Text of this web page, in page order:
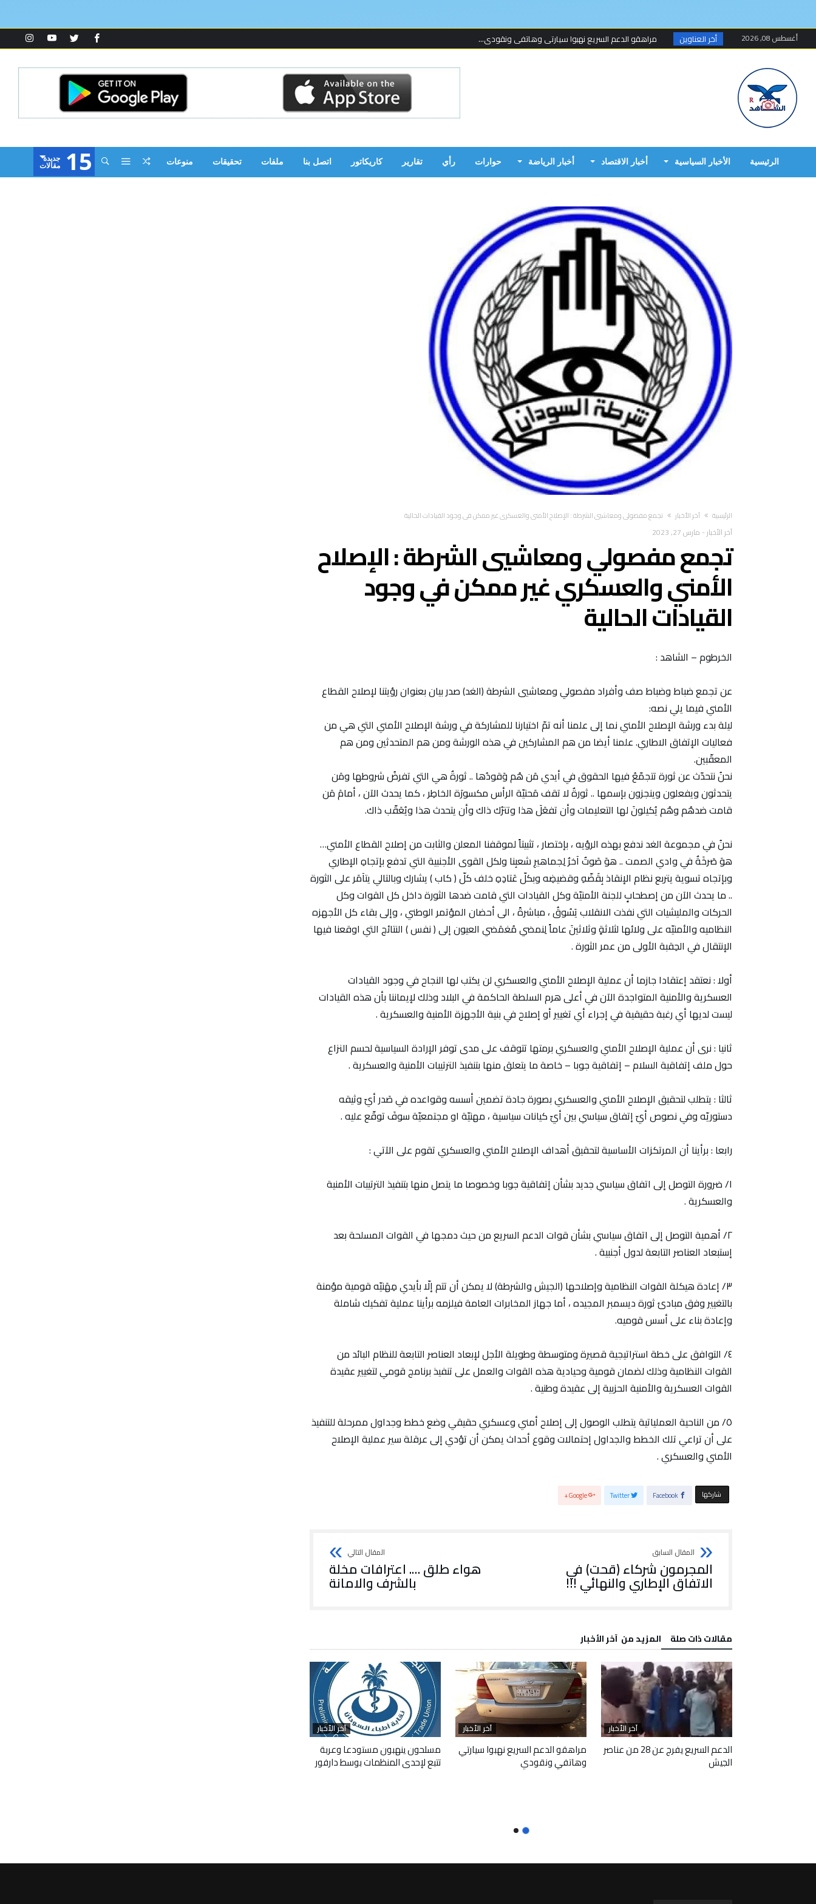
أغسطس 08, 2026 أخر العناوين
مراهقو الدعم السريع نهبوا سيارتي وهاتفي ونقودي...
الرئيسية الأخبار السياسية أخبار الاقتصاد أخبار الرياضة حوارات رأي تقارير كاريكاتور اتصل بنا ملفات تحقيقات منوعات 15 ‫جديدة‬
‫مقالات‬
‫الرئيسية‬ آخر الأخبار تجمع مفصولي ومعاشيي الشرطة : الإصلاح الأمني والعسكري غير ممكن في وجود القيادات الحالية
آخر الأخبار- مارس 27, 2023
تجمع مفصولي ومعاشيي الشرطة : الإصلاح
الأمني والعسكري غير ممكن في وجود
القيادات الحالية
الخرطوم – الشاهد :
عن تجمع ضباط وضباط صف وأفراد مفصولي ومعاشيي الشرطة (الغد) صدر بيان بعنوان رؤيتنا لإصلاح القطاع
الأمني فيما يلي نصه:
ليلة بدء ورشة الإصلاح الأمني نما إلى علمنا أنه تمّ اختيارنا للمشاركة في ورشة الإصلاح الأمني التي هي من
فعاليات الإتفاق الاطاري. علمنا أيضا من هم المشاركين في هذه الورشة ومن هم المتحدثين ومن هم
المعقّبين.
نحنُ نتحدّث عن ثورة تتجمّعُ فيها الحقوق في أيدي مَن هُم وَقودُها .. ثورةٌ هي التي تفرضُ شروطها ومَن
يتحدثون ويفعلون وينجزون بإسمها .. ثورةٌ لا تقف مَحنيّة الرأس مكسورَة الخاطِر ، كما يحدث الآن ، أمامَ مَن
قامت ضدهُم وهُم يُكيلونَ لها التعليمات وأن تفعَلَ هذا وتترُك ذاك وأن يتحدث هذا ويُعَقّب ذاك.
نحنُ في مجموعة الغد ندفع بهذه الرؤيه ، بإختصار ، تثبيتاً لموقفنا المعلن والثابت من إصلاح القطاع الأمني…
هوَ صَرخَةٌ في وادي الصمت .. هوَ صَوتٌ آخرٌ لِجماهيرِ شعبِنا ولكل القوى الأجنبية التي تدفع بإتجاهِ الإطاري
وبإتجاه تسوية يتربع نظام الإنقاذ بِقَضّهِ وقضيضِه وبكلّ عَتادِهِ خلف كلّ ( كاب ) يشارك وبالتالي يتآمَر على الثورة
.. ما يحدث الآن من إصطحابٍ للجنة الأمنيّة وكل القيادات التي قامت ضدها الثورة داخل كل القوات وكل
الحركات والمليشيات التي نفذت الانقلاب يَسُوقُ ، مباشرةً ، الى أحضان المؤتمر الوطني ، وإلى بقاء كل الأجهزه
النظاميه والأمنيّه على ولائها لثلاثةٍ وثلاثينَ عاماً لِنمضي مُغمَضي العيون إلى ( نفس ) النتائج التي اوقعنا فيها
الإنتقال في الحِقبة الأولى من عمر الثورة .
أولا : نعتقد إعتقادا جازما أن عملية الإصلاح الأمني والعسكري لن يكتب لها النجاح في وجود القيادات
العسكرية والأمنية المتواجدة الآن في أعلى هرم السلطة الحاكمة في البلاد وذلك لإيماننا بأن هذه القيادات
ليست لديها أي رغبة حقيقية في إجراء أي تغيير أو إصلاح في بنية الأجهزة الأمنية والعسكرية .
ثانيا : نرى أن عملية الإصلاح الأمني والعسكري برمتها تتوقف على مدى توفر الإرادة السياسية لحسم النزاع
حول ملف إتفاقية السلام – إتفاقية جوبا – خاصة ما يتعلق منها بتنفيذ الترتيبات الأمنية والعسكرية .
ثالثا : يتطلب لتحقيق الإصلاح الأمني والعسكري بصورة جادة تضمين أسسه وقواعده في صَدر أيّ وثيقه
دستوريّه وفي نصوص أيّ إتفاق سياسي بين أيّ كيانات سياسية ، مهنيّة او مجتمعيّة سوفَ توقّع عليه .
رابعا : برأينا أن المرتكزات الأساسية لتحقيق أهداف الإصلاح الأمني والعسكري تقوم على الآتي :
١/ ضرورة التوصل إلى اتفاق سياسي جديد بشأن إتفاقية جوبا وخصوصا ما يتصل منها بتنفيذ الترتيبات الأمنية
والعسكرية .
٢/ أهمية التوصل إلى اتفاق سياسي بشأن قوات الدعم السريع من حيث دمجها في القوات المسلحة بعد
إستبعاد العناصر التابعة لدول أجنبية .
٣/ إعادة هيكلة القوات النظامية وإصلاحها (الجيش والشرطة) لا يمكن أن تتم إلّا بأيدي مِهَنيّه قومية مؤمنة
بالتغيير وفق مبادئ ثورة ديسمبر المجيده ، أما جهاز المخابرات العامة فيلزمه برأينا عملية تفكيك شاملة
وإعادة بناء على أسس قوميه.
٤/ التوافق على خطة استراتيجية قصيرة ومتوسطة وطويلة الأجل لإبعاد العناصر التابعة للنظام البائد من
القوات النظامية وذلك لضمان قومية وحيادية هذه القوات والعمل على تنفيذ برنامج قومي لتغيير عقيدة
القوات العسكرية والأمنية الحزبية إلى عقيدة وطنية .
٥/ من الناحية العملياتية يتطلب الوصول إلى إصلاح أمني وعسكري حقيقي وضع خطط وجداول ممرحلة للتنفيذ
على أن تراعي تلك الخطط والجداول إحتمالات وقوع أحداث يمكن أن تؤدي إلى عرقلة سير عملية الإصلاح
الأمني والعسكري .
‫‫ شاركها‬ Facebook
Twitter
Google+
المجرمون شركاء (قحت) في
الاتفاق الإطاري والنهائي !!!
هواء طلق …. اعترافات مخلة
بالشرف والامانة
‫مقالات ذات صلة‬ ‫المزيد من ‬ آخر الأخبار
آخر الأخبار
الدعم السريع يفرج عن 28 من عناصر
الجيش
آخر الأخبار
مراهقو الدعم السريع نهبوا سيارتي
وهاتفي ونقودي
آخر الأخبار
مسلحون ينهبون مستودعا وعربة
تتبع لإحدى المنظمات بوسط دارفور